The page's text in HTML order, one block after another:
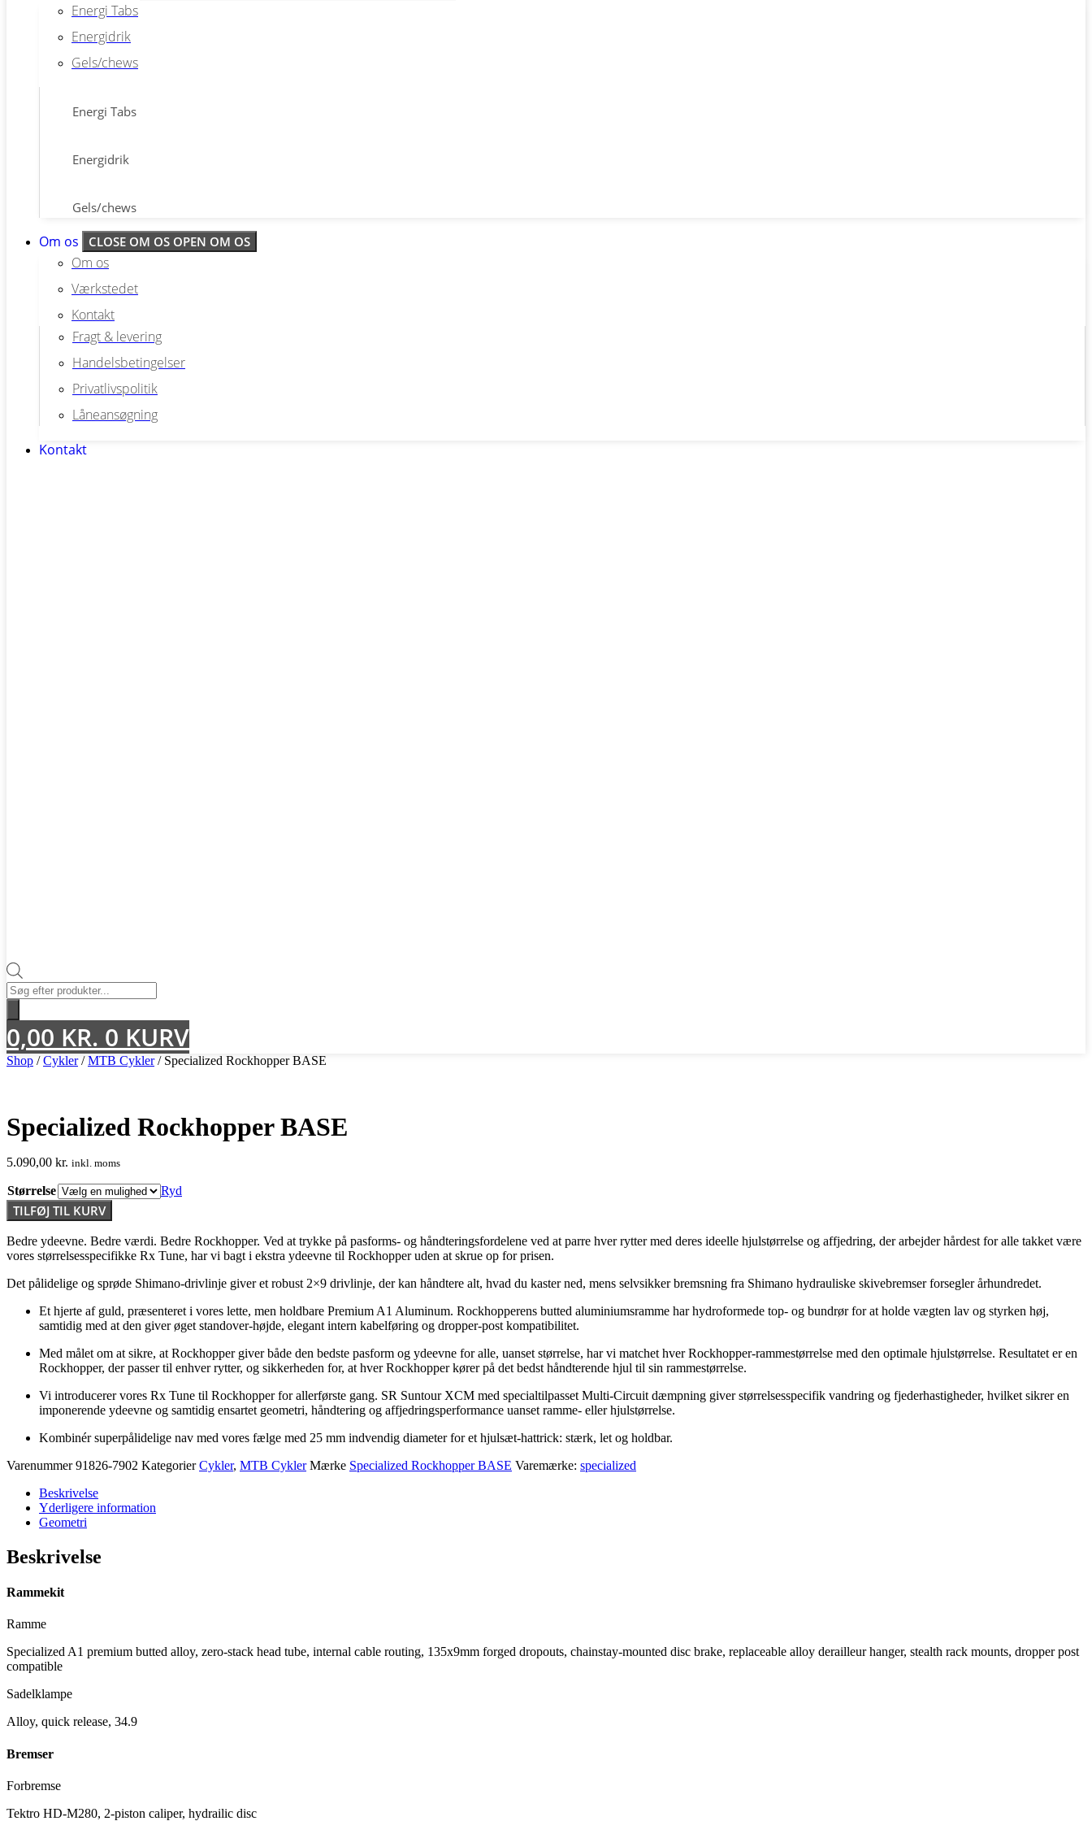
Energi Tabs
Energidrik
Gels/chews
Energi Tabs
Energidrik
Gels/chews
Om os CLOSE OM OS OPEN OM OS
Om os
Værkstedet
Kontakt
Fragt & levering
Handelsbetingelser
Privatlivspolitik
Låneansøgning
Kontakt
Products
search
0,00 KR. 0 KURV
Shop /Cykler/MTB Cykler/ Specialized Rockhopper BASE
Specialized Rockhopper BASE
5.090,00 kr. inkl. moms
Størrelse
Ryd
Specialized
Rockhopper
BASE
antal
TILFØJ TIL KURV
Bedre ydeevne. Bedre værdi. Bedre Rockhopper. Ved at trykke på pasforms- og håndteringsfordelene ved at parre hver rytter med deres ideelle hjulstørrelse og affjedring, der arbejder hårdest for alle takket være
vores størrelsesspecifikke Rx Tune, har vi bagt i ekstra ydeevne til Rockhopper uden at skrue op for prisen.
Det pålidelige og sprøde Shimano-drivlinje giver et robust 2×9 drivlinje, der kan håndtere alt, hvad du kaster ned, mens selvsikker bremsning fra Shimano hydrauliske skivebremser forsegler århundredet.
Et hjerte af guld, præsenteret i vores lette, men holdbare Premium A1 Aluminum. Rockhopperens butted aluminiumsramme har hydroformede top- og bundrør for at holde vægten lav og styrken høj,
samtidig med at den giver øget standover-højde, elegant intern kabelføring og dropper-post kompatibilitet.
Med målet om at sikre, at Rockhopper giver både den bedste pasform og ydeevne for alle, uanset størrelse, har vi matchet hver Rockhopper-rammestørrelse med den optimale hjulstørrelse. Resultatet er en
Rockhopper, der passer til enhver rytter, og sikkerheden for, at hver Rockhopper kører på det bedst håndterende hjul til sin rammestørrelse.
Vi introducerer vores Rx Tune til Rockhopper for allerførste gang. SR Suntour XCM med specialtilpasset Multi-Circuit dæmpning giver størrelsesspecifik vandring og fjederhastigheder, hvilket sikrer en
imponerende ydeevne og samtidig ensartet geometri, håndtering og affjedringsperformance uanset ramme- eller hjulstørrelse.
Kombinér superpålidelige nav med vores fælge med 25 mm indvendig diameter for et hjulsæt-hattrick: stærk, let og holdbar.
Varenummer91826-7902 Kategorier Cykler, MTB Cykler Mærke Specialized Rockhopper BASE Varemærke: specialized
Beskrivelse
Yderligere information
Geometri
Beskrivelse
Rammekit
Ramme
Specialized A1 premium butted alloy, zero-stack head tube, internal cable routing, 135x9mm forged dropouts, chainstay-mounted disc brake, replaceable alloy derailleur hanger, stealth rack mounts, dropper post
compatible
Sadelklampe
Alloy, quick release, 34.9
Bremser
Forbremse
Tektro HD-M280, 2-piston caliper, hydrailic disc